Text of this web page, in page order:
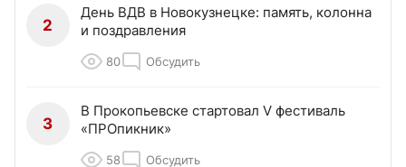
2
День ВДВ в Новокузнецке: память, колонна
и поздравления
80 Обсудить
3
В Прокопьевске стартовал V фестиваль
«ПРОпикник»
58 Обсудить